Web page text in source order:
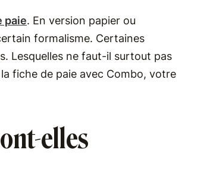
paie. En version papier ou
formalisme. Certaines
Lesquelles ne faut-il surtout pas
fiche de paie avec Combo, votre
elles